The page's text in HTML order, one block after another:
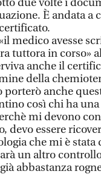
È andata a
medico avesse
tuttora in corso»
anche il
della
porterò anche
così chi ha
mi devono
devo essere
che mi è
un altro
abbastanza